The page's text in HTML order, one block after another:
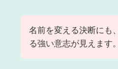
名前を変える決断にも
る強い意志が見えます。